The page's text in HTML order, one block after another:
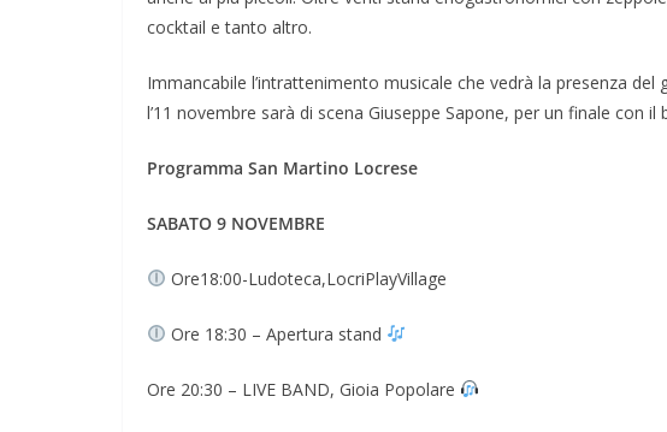
cocktail e tanto altro.
Immancabile l’intrattenimento musicale che vedrà la presenza
l’11 novembre sarà di scena Giuseppe Sapone, per un finale con il
Programma San Martino Locrese
SABATO 9 NOVEMBRE
Ore18:00-Ludoteca,LocriPlayVillage
Ore 18:30 – Apertura stand
Ore 20:30 – LIVE BAND, Gioia Popolare